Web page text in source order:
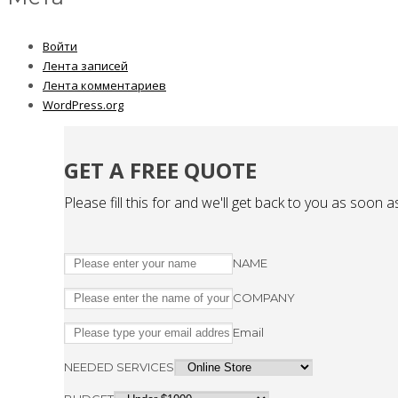
Войти
Лента записей
Лента комментариев
WordPress.org
GET A FREE QUOTE
Please fill this for and we'll get back to you as soon
NAME
COMPANY
Email
NEEDED SERVICES